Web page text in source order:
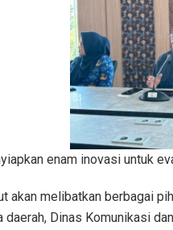
enam inovasi untuk
akan melibatkan berbagai
daerah, Dinas Komunikasi dan